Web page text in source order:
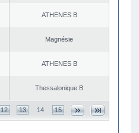
ATHENES Β
Magnésie
ATHENES Β
Thessalonique B
12 13 14 15